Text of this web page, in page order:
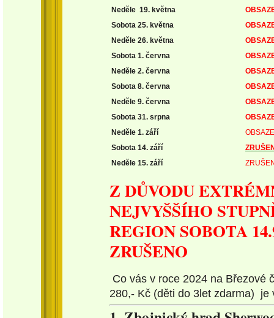
Neděle 19. května
Sobota 25. května
Neděle 26. května
Sobota 1. června
Neděle 2. června
Sobota 8. června
Neděle 9. června
Sobota 31. srpna
Neděle 1. září
Sobota 14. září
Neděle 15. září
Z DŮVODU
NEJVYŠŠÍHO
REGION SOBOTA
ZRUŠENO
Co vás v roce 2024 na Březové
280,- Kč (děti do 3let zdarma) je